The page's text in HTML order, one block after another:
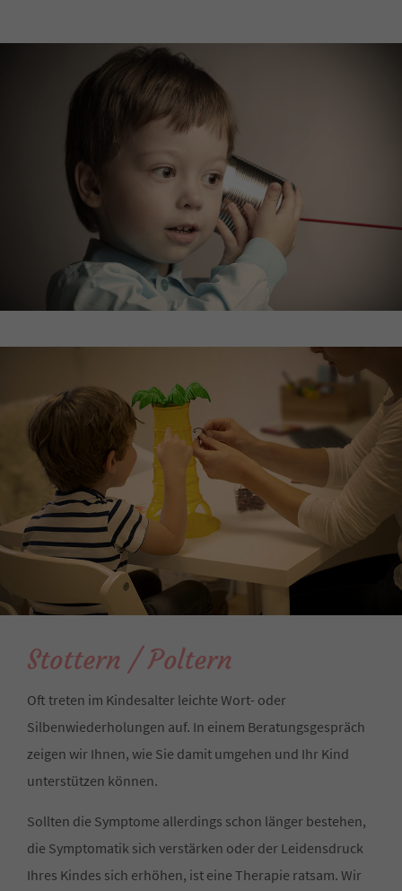
Stottern / Poltern
Oft treten im Kindesalter leichte Wort- oder
Silbenwiederholungen auf. In einem Beratungsgespräch
zeigen wir Ihnen, wie Sie damit umgehen und Ihr Kind
unterstützen können.
Sollten die Symptome allerdings schon länger bestehen,
die Symptomatik sich verstärken oder der Leidensdruck
Ihres Kindes sich erhöhen, ist eine Therapie ratsam. Wir